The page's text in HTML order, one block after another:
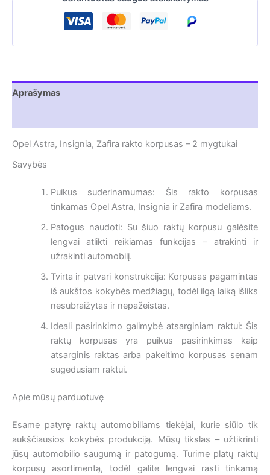
Aprašymas
Opel Astra, Insignia, Zafira rakto korpusas – 2 mygtukai
Savybės
Puikus suderinamumas: Šis rakto korpusas
tinkamas Opel Astra, Insignia ir Zafira modeliams.
Patogus naudoti: Su šiuo raktų korpusu galėsite
lengvai atlikti reikiamas funkcijas – atrakinti ir
užrakinti automobilį.
Tvirta ir patvari konstrukcija: Korpusas pagamintas
iš aukštos kokybės medžiagų, todėl ilgą laiką išliks
nesubraižytas ir nepažeistas.
Ideali pasirinkimo galimybė atsarginiam raktui: Šis
raktų korpusas yra puikus pasirinkimas kaip
atsarginis raktas arba pakeitimo korpusas senam
sugedusiam raktui.
Apie mūsų parduotuvę
Esame patyrę raktų automobiliams tiekėjai, kurie siūlo tik
aukščiausios kokybės produkciją. Mūsų tikslas – užtikrinti
jūsų automobilio saugumą ir patogumą. Turime platų raktų
korpusų asortimentą, todėl galite lengvai rasti tinkamą